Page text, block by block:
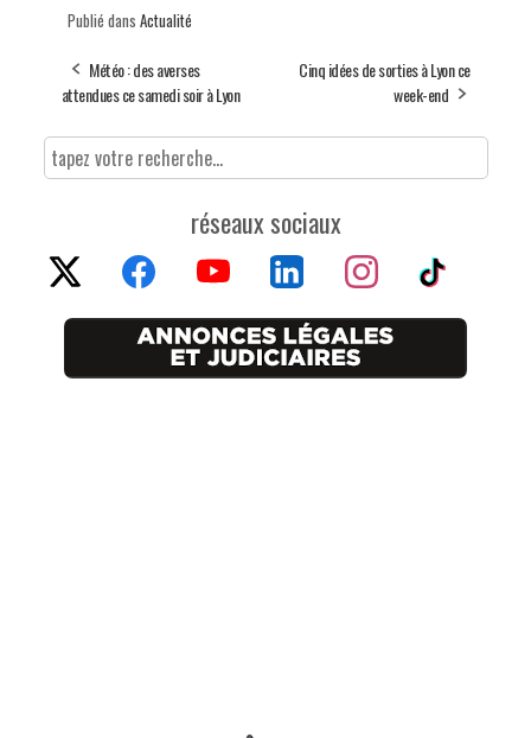
Publié dans Actualité
Météo : des averses
attendues ce samedi soir à Lyon
Cinq idées de sorties à Lyon ce
week-end
réseaux sociaux